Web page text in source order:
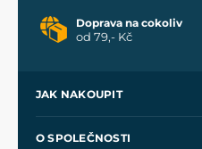
Doprava na cokoliv
od 79,- Kč
JAK NAKOUPIT
O SPOLEČNOSTI